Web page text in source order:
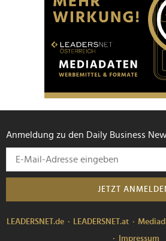
Anmeldung zu den Daily Business
JETZT
LEADERSNET.de LEADERSNET.at
Impressum